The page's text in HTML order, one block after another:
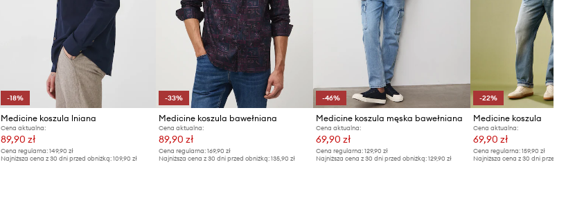
Zalecamy wybór rozmiaru, jaki nosisz
zazwyczaj.
Zobacz wymiary produktu
-18%
Medicine koszula lniana
Cena aktualna:
89,90 zł
Cena regularna: 149,90 zł
Najniższa cena z 30 dni przed obniżką: 109,90 zł
-33%
Medicine koszula bawełniana
Cena aktualna:
89,90 zł
Cena regularna: 169,90 zł
Najniższa cena z 30 dni przed obniżką: 135,90 zł
-46%
Medicine koszula męska bawełniana
Cena aktualna:
69,90 zł
Cena regularna:129,90 zł
Najniższa cena z 30 dni przed obniżką:129,90 zł
-22%
Medicine koszula
Cena aktualna:
69,90 zł
Cena regularna: 159,90 zł
Najniższa cena z 30 dni przed obniżką: